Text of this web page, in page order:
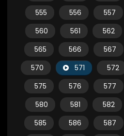
555
556 557
560
561 562
565
566 567
570
571 572
575
576 577
580
581 582
585
586 587